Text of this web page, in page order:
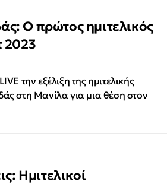
Ο πρώτος ημιτελικός
2023
την εξέλιξη της ημιτελικής
στη Μανίλα για μια θέση στον
Ημιτελικοί